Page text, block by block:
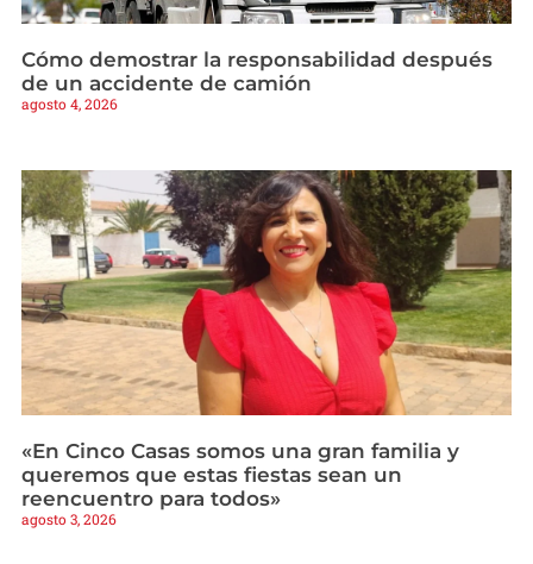
Cómo demostrar la responsabilidad después
de un accidente de camión
agosto 4, 2026
«En Cinco Casas somos una gran familia y
queremos que estas fiestas sean un
reencuentro para todos»
agosto 3, 2026